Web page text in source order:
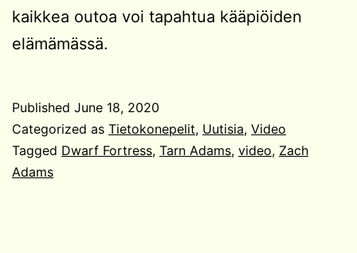
kaikkea outoa voi tapahtua kääpiöiden
elämämässä.
Published June 18, 2020
Categorized as Tietokonepelit, Uutisia, Video
Tagged Dwarf Fortress, Tarn Adams, video, Zach
Adams